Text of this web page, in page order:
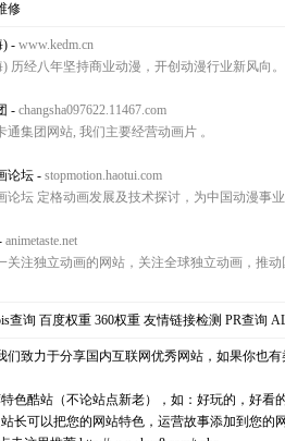
修
) - www.kedm.cn
历经八年坚持商业动漫，开创动漫行业新风向。
- changsha097622.11467.com
通集团网站, 我们主要经营动画片 。
论坛 - stopmotion.haotui.com
论坛 定格动画发展及技术探讨，为中国动漫事
animetaste.net
关注独立动画的网站，关注全球独立动画，推
查询 百度权重 360权重 友情链接检测 PR查询
们致力于分享国内互联网优秀网站，如果你也
色酷站（不论站点新老），如：好玩的，好
长可以把您的网站特色，运营故事添加到您